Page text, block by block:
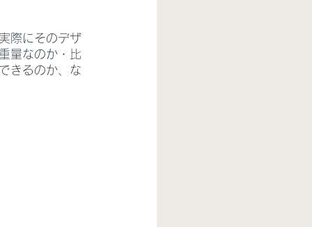
際にそのデザ
量なのか・比
きるのか、な